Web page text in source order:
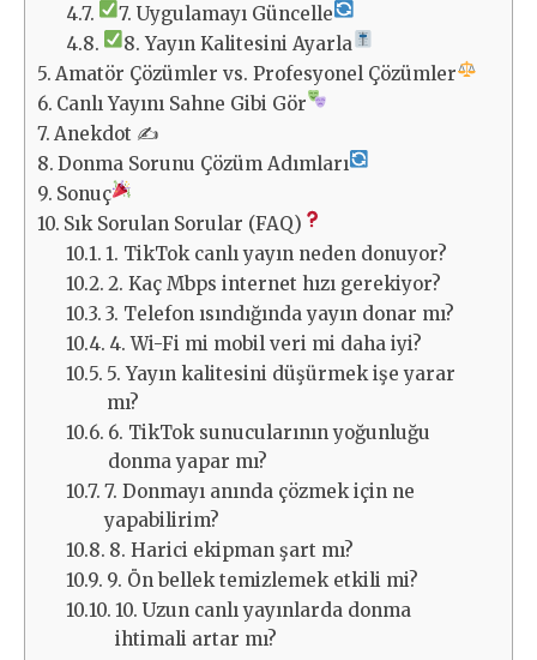
7. Uygulamayı Güncelle
8. Yayın Kalitesini Ayarla
Amatör Çözümler vs. Profesyonel Çözümler
Canlı Yayını Sahne Gibi Gör
Anekdot ✍️
Donma Sorunu Çözüm Adımları
Sonuç
Sık Sorulan Sorular (FAQ)
1. TikTok canlı yayın neden donuyor?
2. Kaç Mbps internet hızı gerekiyor?
3. Telefon ısındığında yayın donar mı?
4. Wi-Fi mi mobil veri mi daha iyi?
5. Yayın kalitesini düşürmek işe yarar
mı?
6. TikTok sunucularının yoğunluğu
donma yapar mı?
7. Donmayı anında çözmek için ne
yapabilirim?
8. Harici ekipman şart mı?
9. Ön bellek temizlemek etkili mi?
10. Uzun canlı yayınlarda donma
ihtimali artar mı?